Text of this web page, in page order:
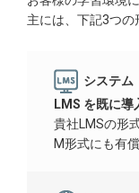
主には、下記3つ
システム
LMS を既に導
貴社LMSの形
M形式にも有